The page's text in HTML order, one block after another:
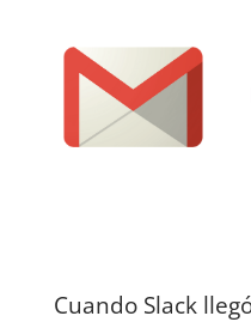
Cuando Slack